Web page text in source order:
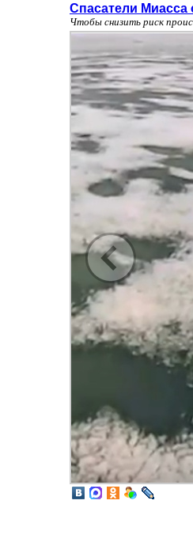
Спасатели Миасса
Чтобы снизить риск